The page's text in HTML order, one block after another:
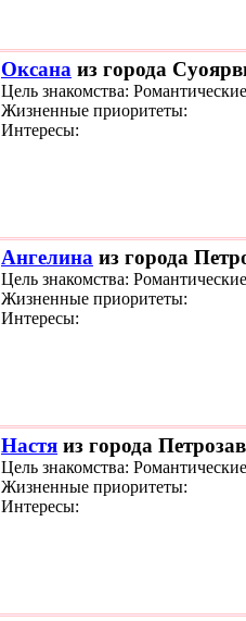
Оксана из города
Цель знакомства:
Жизненные приоритеты:
Интересы:
Ангелина из города
Цель знакомства:
Жизненные приоритеты:
Интересы:
Настя из города
Цель знакомства:
Жизненные приоритеты:
Интересы: